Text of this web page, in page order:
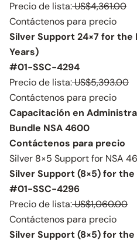
Precio de lista:US$4,361.00
Contáctenos para precio
Silver Support 24×7 for the
Years)
#01-SSC-4294
Precio de lista:US$5,393.00
Contáctenos para precio
Capacitación en
Bundle NSA 4600
Contáctenos para precio
Silver 8×5 Support for NSA
Silver Support (8×5) for the
#01-SSC-4296
Precio de lista:US$1,060.00
Contáctenos para precio
Silver Support (8×5) for the